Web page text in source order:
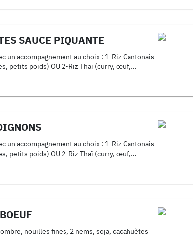
SAUCE PIQUANTE
accompagnement au choix : 1-Riz Cantonais
OU 2-Riz Thaï (curry, œuf,
accompagnement au choix : 1-Riz Cantonais
OU 2-Riz Thaï (curry, œuf,
nouilles fines, 2 nems, soja, cacahuètes